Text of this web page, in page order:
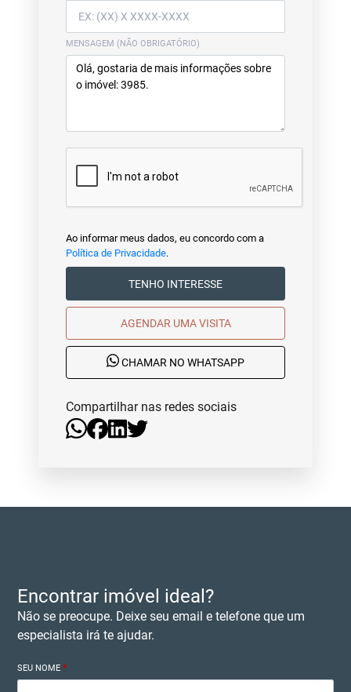
MENSAGEM (NÃO OBRIGATÓRIO)
Ao informar meus dados, eu concordo com a
Política de Privacidade.
TENHO INTERESSE
AGENDAR UMA VISITA
CHAMAR NO WHATSAPP
Compartilhar nas redes sociais
Encontrar imóvel ideal?
Não se preocupe. Deixe seu email e telefone que um
especialista irá te ajudar.
SEU NOME*